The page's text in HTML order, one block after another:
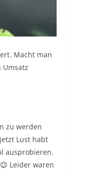
Macht man
zu werden
Lust habt
ausprobieren.
Leider waren